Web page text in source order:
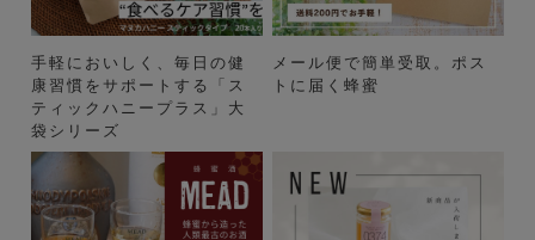
手軽においしく、毎日の健
康習慣をサポートする「ス
ティックハニープラス」大
袋シリーズ
メール便で簡単受取。ポス
トに届く蜂蜜